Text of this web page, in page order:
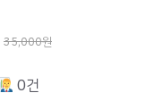
35,000원
0건